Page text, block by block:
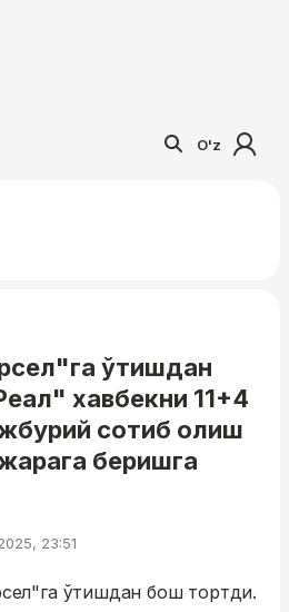
O'z
ўтишдан
хавбекни 11+4
сотиб олиш
беришга
23:51
ўтишдан бош тортди.